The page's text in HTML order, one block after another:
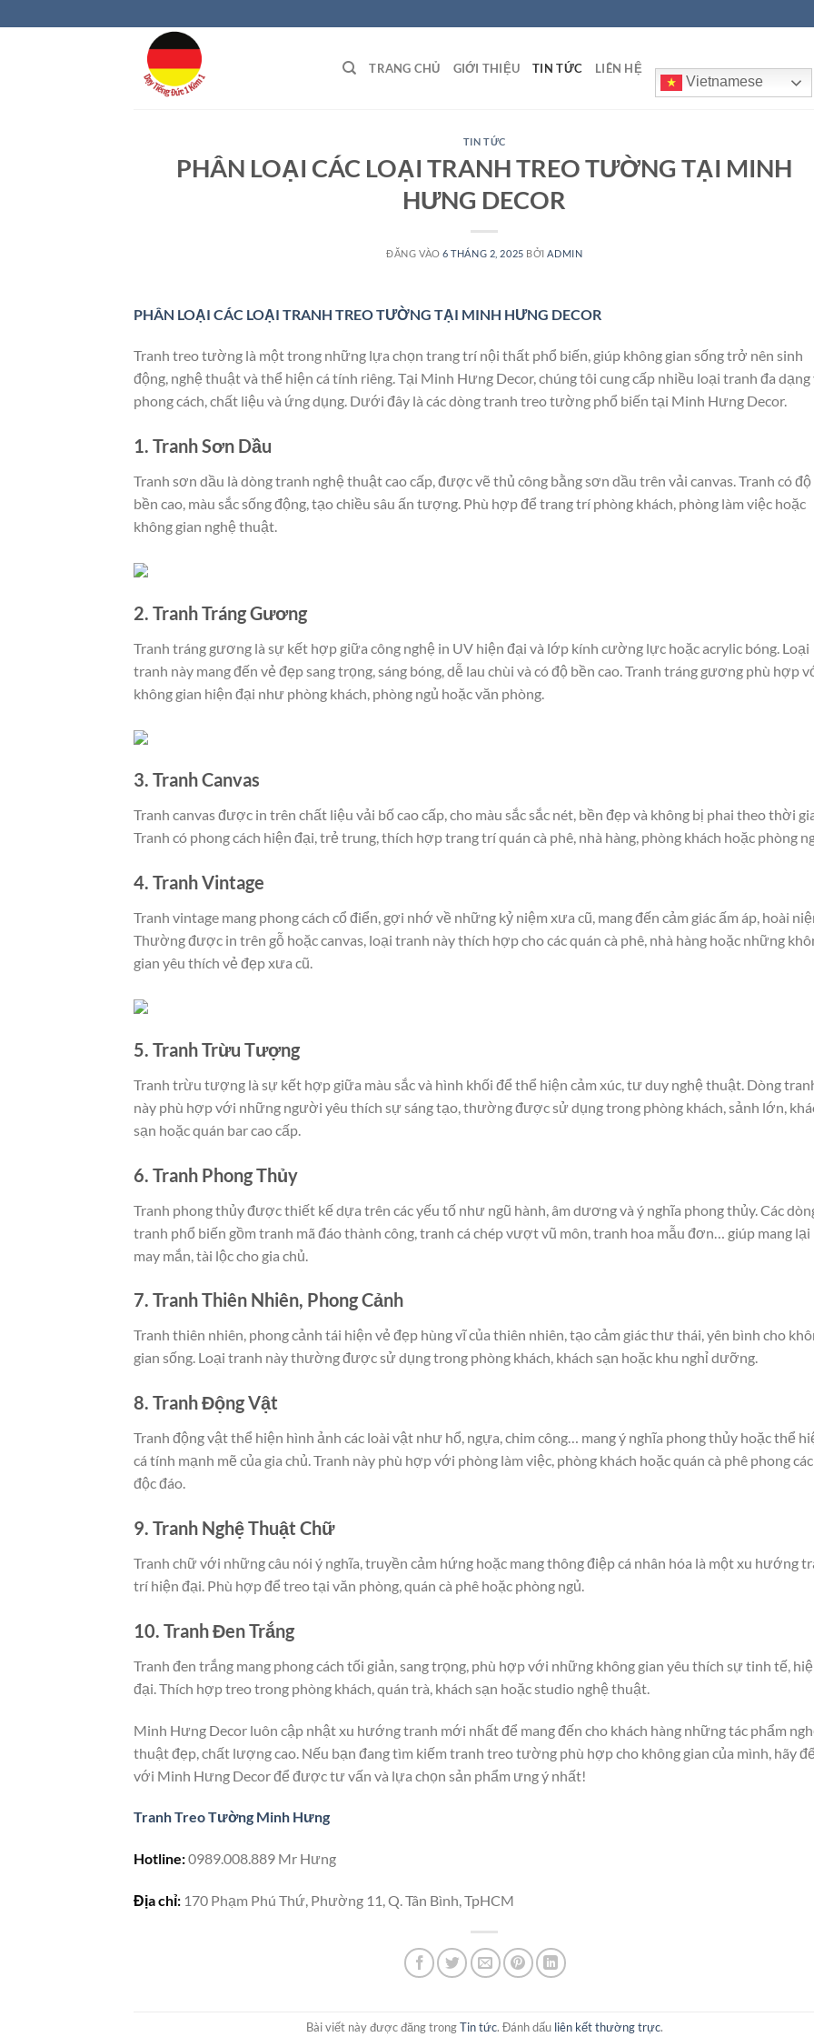
qua
TRANG CHỦ GIỚI THIỆU TIN TỨC LIÊN HỆ
Vietnamese
TIN TỨC
PHÂN LOẠI CÁC LOẠI TRANH TREO TƯỜNG TẠI MINH
HƯNG DECOR
ĐĂNG VÀO6 THÁNG 2, 2025 BỞI ADMIN
PHÂN LOẠI CÁC LOẠI TRANH TREO TƯỜNG TẠI MINH HƯNG DECOR
Tranh treo tường là một trong những lựa chọn trang trí nội thất phổ biến, giúp không gian sống trở nên sinh
động, nghệ thuật và thể hiện cá tính riêng. Tại Minh Hưng Decor, chúng tôi cung cấp nhiều loại tranh đa dạng
phong cách, chất liệu và ứng dụng. Dưới đây là các dòng tranh treo tường phổ biến tại Minh Hưng Decor.
1. Tranh Sơn Dầu
Tranh sơn dầu là dòng tranh nghệ thuật cao cấp, được vẽ thủ công bằng sơn dầu trên vải canvas. Tranh có độ
bền cao, màu sắc sống động, tạo chiều sâu ấn tượng. Phù hợp để trang trí phòng khách, phòng làm việc hoặc
không gian nghệ thuật.
2. Tranh Tráng Gương
Tranh tráng gương là sự kết hợp giữa công nghệ in UV hiện đại và lớp kính cường lực hoặc acrylic bóng. Loại
tranh này mang đến vẻ đẹp sang trọng, sáng bóng, dễ lau chùi và có độ bền cao. Tranh tráng gương phù hợp
không gian hiện đại như phòng khách, phòng ngủ hoặc văn phòng.
3. Tranh Canvas
Tranh canvas được in trên chất liệu vải bố cao cấp, cho màu sắc sắc nét, bền đẹp và không bị phai theo thời
Tranh có phong cách hiện đại, trẻ trung, thích hợp trang trí quán cà phê, nhà hàng, phòng khách hoặc phòng
4. Tranh Vintage
Tranh vintage mang phong cách cổ điển, gợi nhớ về những kỷ niệm xưa cũ, mang đến cảm giác ấm áp, hoài
Thường được in trên gỗ hoặc canvas, loại tranh này thích hợp cho các quán cà phê, nhà hàng hoặc những
gian yêu thích vẻ đẹp xưa cũ.
5. Tranh Trừu Tượng
Tranh trừu tượng là sự kết hợp giữa màu sắc và hình khối để thể hiện cảm xúc, tư duy nghệ thuật. Dòng
này phù hợp với những người yêu thích sự sáng tạo, thường được sử dụng trong phòng khách, sảnh lớn,
sạn hoặc quán bar cao cấp.
6. Tranh Phong Thủy
Tranh phong thủy được thiết kế dựa trên các yếu tố như ngũ hành, âm dương và ý nghĩa phong thủy. Các
tranh phổ biến gồm tranh mã đáo thành công, tranh cá chép vượt vũ môn, tranh hoa mẫu đơn… giúp mang lại
may mắn, tài lộc cho gia chủ.
7. Tranh Thiên Nhiên, Phong Cảnh
Tranh thiên nhiên, phong cảnh tái hiện vẻ đẹp hùng vĩ của thiên nhiên, tạo cảm giác thư thái, yên bình cho
gian sống. Loại tranh này thường được sử dụng trong phòng khách, khách sạn hoặc khu nghỉ dưỡng.
8. Tranh Động Vật
Tranh động vật thể hiện hình ảnh các loài vật như hổ, ngựa, chim công… mang ý nghĩa phong thủy hoặc thể
cá tính mạnh mẽ của gia chủ. Tranh này phù hợp với phòng làm việc, phòng khách hoặc quán cà phê phong
độc đáo.
9. Tranh Nghệ Thuật Chữ
Tranh chữ với những câu nói ý nghĩa, truyền cảm hứng hoặc mang thông điệp cá nhân hóa là một xu hướng
trí hiện đại. Phù hợp để treo tại văn phòng, quán cà phê hoặc phòng ngủ.
10. Tranh Đen Trắng
Tranh đen trắng mang phong cách tối giản, sang trọng, phù hợp với những không gian yêu thích sự tinh tế,
đại. Thích hợp treo trong phòng khách, quán trà, khách sạn hoặc studio nghệ thuật.
Minh Hưng Decor luôn cập nhật xu hướng tranh mới nhất để mang đến cho khách hàng những tác phẩm
thuật đẹp, chất lượng cao. Nếu bạn đang tìm kiếm tranh treo tường phù hợp cho không gian của mình, hãy
với Minh Hưng Decor để được tư vấn và lựa chọn sản phẩm ưng ý nhất!
Tranh Treo Tường Minh Hưng
Hotline:0989.008.889 Mr Hưng
Địa chỉ: 170 Phạm Phú Thứ, Phường 11, Q. Tân Bình, TpHCM
Bài viết này được đăng trongTin tức. Đánh dấu liên kết thường trực.